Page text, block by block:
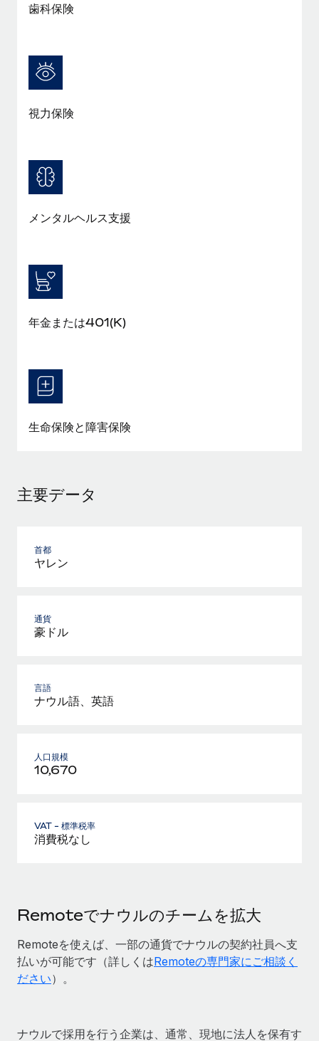
法人設立
移住・転勤
従業員の異動をスムーズに
福利厚生
従業員の福利厚生を簡単に管理
のか
Weaviateの概要...
詳細を見る
契約社員管理
ブログを読む
ブログ
よびContractor Management Plus（契約社員管理
プラス）
業務に最適な人材を採用し、管理し、給与を支給できるようにす
詳細を見る
給与詐欺：種類、事例、ビジネスを守る方法
ム間で頻繁に移動しているためです。このため、自社のビジネス
を保護することは極めて重要です。...
歯科保険
視力保険
メンタルヘルス支援
年金または401(K)
生命保険と障害保険
主要データ
首都
ヤレン
通貨
豪ドル
言語
ナウル語、英語
人口規模
10,670
VAT - 標準税率
消費税なし
Remoteでナウルのチームを拡大
Remoteを使えば、一部の通貨でナウルの契約社員へ支
払いが可能です（詳しくはRemoteの専門家にご相談く
ださい）。
ナウルで採用を行う企業は、通常、現地に法人を保有す